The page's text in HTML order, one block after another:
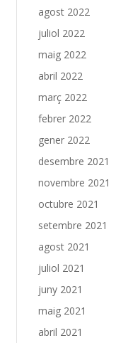
agost 2022
juliol 2022
maig 2022
abril 2022
març 2022
febrer 2022
gener 2022
desembre 2021
novembre 2021
octubre 2021
setembre 2021
agost 2021
juliol 2021
juny 2021
maig 2021
abril 2021